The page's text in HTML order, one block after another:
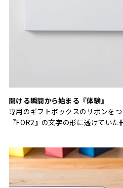
開ける瞬間から始まる『体験』
専用のギフトボックスのリボンをつ
『FOR2』の文字の形に透けていた